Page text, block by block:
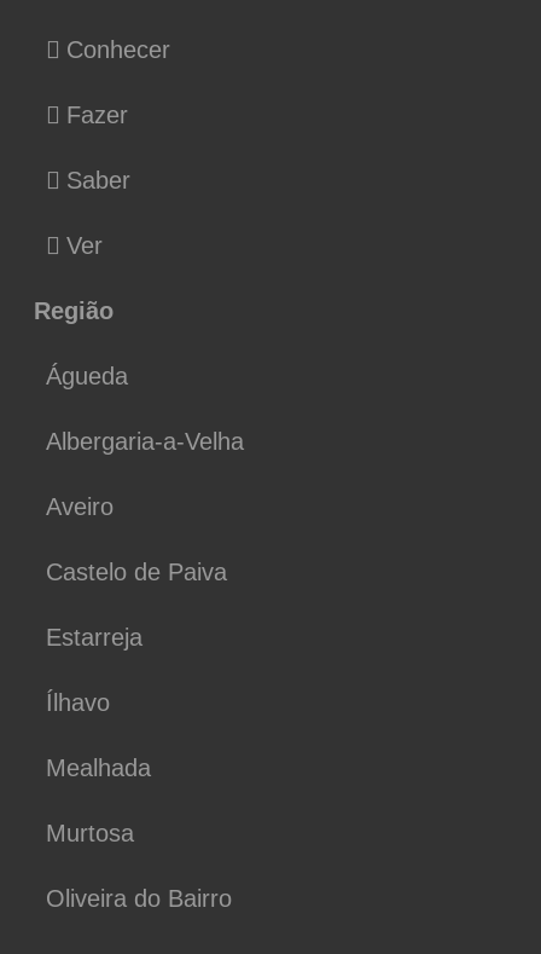
Conhecer
Fazer
Saber
Ver
Região
Águeda
Albergaria-a-Velha
Aveiro
Castelo de Paiva
Estarreja
Ílhavo
Mealhada
Murtosa
Oliveira do Bairro